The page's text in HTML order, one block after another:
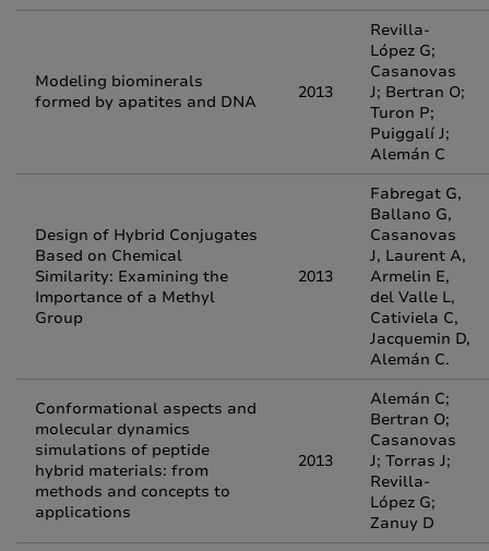
Modeling biominerals
formed by apatites and DNA
2013
Revilla-
López G;
Casanovas
J; Bertran O;
Turon P;
Puiggalí J;
Alemán C
Design of Hybrid Conjugates
Based on Chemical
Similarity: Examining the
Importance of a Methyl
Group
2013
Fabregat G,
Ballano G,
Casanovas
J, Laurent A,
Armelin E,
del Valle L,
Cativiela C,
Jacquemin D,
Alemán C.
Conformational aspects and
molecular dynamics
simulations of peptide
hybrid materials: from
methods and concepts to
applications
2013
Alemán C;
Bertran O;
Casanovas
J; Torras J;
Revilla-
López G;
Zanuy D